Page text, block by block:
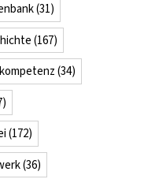
(31)
(167)
(34)
(172)
(36)